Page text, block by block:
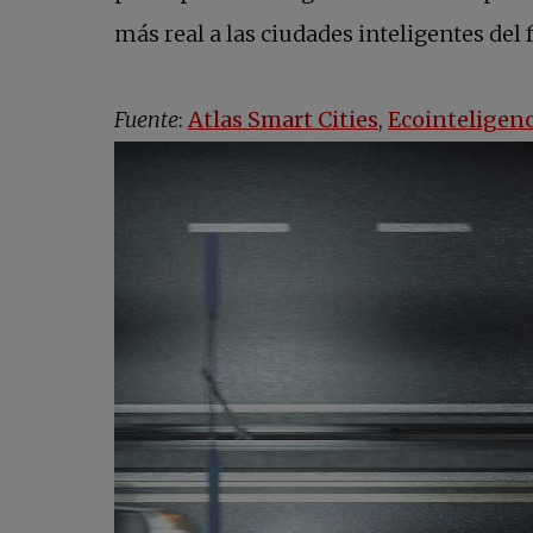
más real a las ciudades inteligentes del
Fuente: Atlas Smart Cities se abre en
,